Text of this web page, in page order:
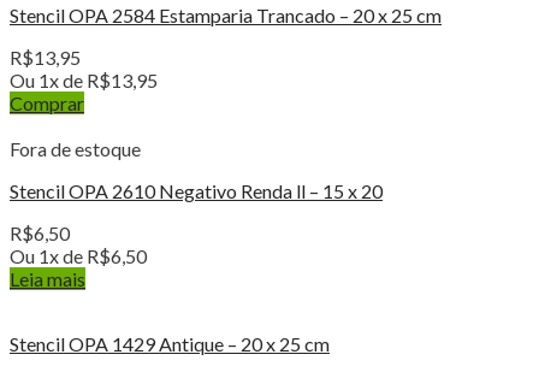
Stencil OPA 2584 Estamparia Trancado – 20 x 25 cm
R$13,95
Ou 1x de R$13,95
Comprar
Fora de estoque
Stencil OPA 2610 Negativo Renda ll – 15 x 20
R$6,50
Ou 1x de R$6,50
Leia mais
Stencil OPA 1429 Antique – 20 x 25 cm